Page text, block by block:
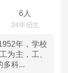
报名流程
6人
年，学校
为主，工、
多科...